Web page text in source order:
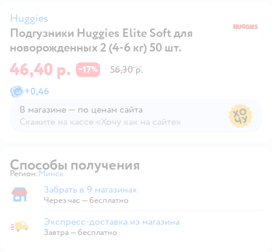
Huggies
Подгузники Huggies Elite Soft для
новорожденных 2 (4-6 кг) 50 шт.
46,40 р. −17%
56,30 р.
+0,46
В магазине — по ценам сайта
Скажите на кассе «Хочу как на сайте»
Способы получения
Регион: Выбор адреса доставки.
Минск
Забрать в магазине
Забрать в 9 магазинах
Через час — бесплатно
Экспресс-доставка из магазина
Экспресс-доставка из магазина
Завтра—бесплатно